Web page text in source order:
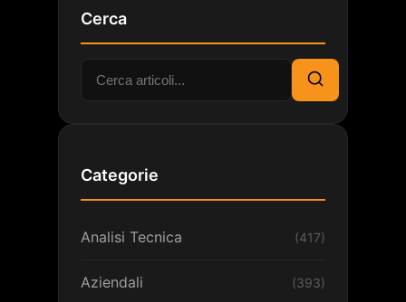
Cerca
Cerca:
Cerca
Categorie
Analisi Tecnica (417)
Aziendali (393)